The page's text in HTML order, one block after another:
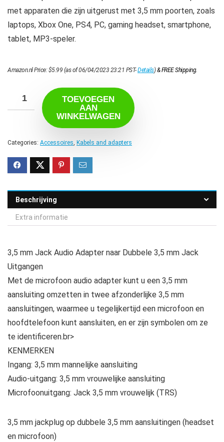
met apparaten die zijn uitgerust met 3,5 mm poorten, zoals
laptops, Xbox One, PS4, PC, gaming headset, smartphone,
tablet, MP3-speler.
Amazon.nl Price:$5.99 (as of 06/04/2023 23:21 PST-Details)&FREE Shipping.
TOEVOEGEN
AAN
WINKELWAGEN
Categories: Accessoires Kabels and adapters
Beschrijving
Extra informatie
3,5 mm Jack Audio Adapter naar Dubbele 3,5 mm Jack
Uitgangen
Met de microfoon audio adapter kunt u een 3,5 mm
aansluiting omzetten in twee afzonderlijke 3,5 mm
aansluitingen, waarmee u tegelijkertijd een microfoon en
hoofdtelefoon kunt aansluiten, en er zijn symbolen om ze
te identificeren.br>
KENMERKEN
Ingang: 3,5 mm mannelijke aansluiting
Audio-uitgang: 3,5 mm vrouwelijke aansluiting
Microfoonuitgang: Jack 3,5 mm vrouwelijk (TRS)
3,5 mm jackplug op dubbele 3,5 mm aansluitingen (headset
en microfoon)